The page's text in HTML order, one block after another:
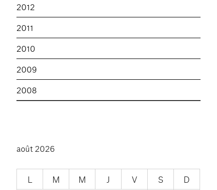
2012
2011
2010
2009
2008
août 2026
L M M J V S
D